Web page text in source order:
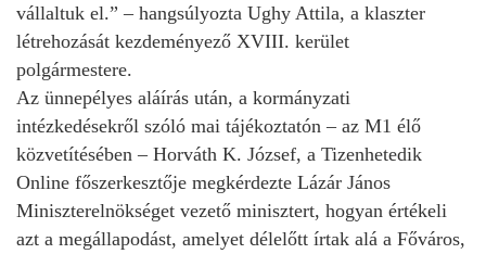
vállaltuk el.” – hangsúlyozta Ughy Attila, a klaszter
létrehozását kezdeményező XVIII. kerület
polgármestere.
Az ünnepélyes aláírás után, a kormányzati
intézkedésekről szóló mai tájékoztatón – az M1 élő
közvetítésében – Horváth K. József, a Tizenhetedik
Online főszerkesztője megkérdezte Lázár János
Miniszterelnökséget vezető minisztert, hogyan értékeli
azt a megállapodást, amelyet délelőtt írtak alá a Főváros,